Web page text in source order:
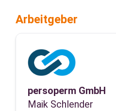
Arbeitgeber
persoperm GmbH
Maik Schlender